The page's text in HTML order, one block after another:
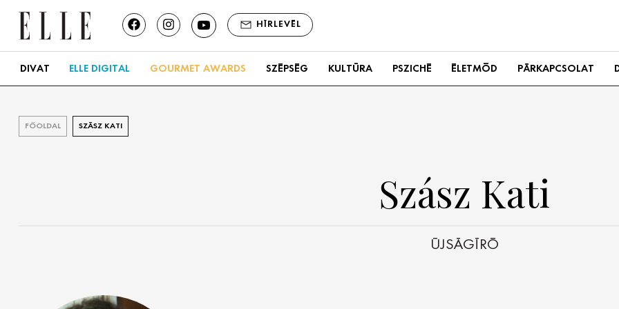
HÍRLEVÉL
DIVAT ELLE DIGITAL GOURMET AWARDS SZÉPSÉG KULTÚRA PSZICHÉ ÉLETMÓD PÁRKAPCSOLAT
FŐOLDAL SZÁSZ KATI
Szász Kati
ÚJSÁGÍRÓ